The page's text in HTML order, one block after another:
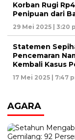
Korban Rugi
Penipuan dari
29 Mei 2025 | 3:20
Statemen
Pencemaran
Kembali Kasus
17 Mei 2025 | 7:47
AGARA